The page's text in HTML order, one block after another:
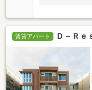
賃貸アパート Ｄ－Ｒｅ